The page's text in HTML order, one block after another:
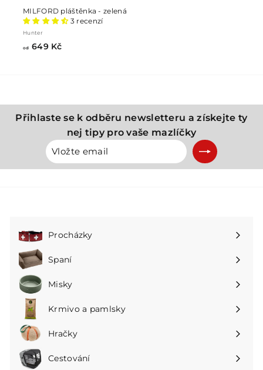
MILFORD pláštěnka - zelená
3 recenzí
Hunter
od 649 Kčod
Přihlaste se k odběru newsletteru a získejte ty
nej tipy pro vaše mazlíčky
Vložte
email
Přihlásit
se
k
Procházky
Rozbalte
podnabídku
Spaní
Rozbalte
podnabídku
Misky
Rozbalte
podnabídku
Krmivo a pamlsky
Rozbalte
podnabídku
Hračky
Rozbalte
podnabídku
Cestování
Rozbalte